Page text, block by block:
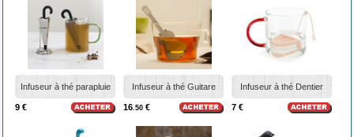
Infuseur à thé parapluie
9 €
Infuseur à thé Guitare
16.50 €
Infuseur à thé Dentier
7 €